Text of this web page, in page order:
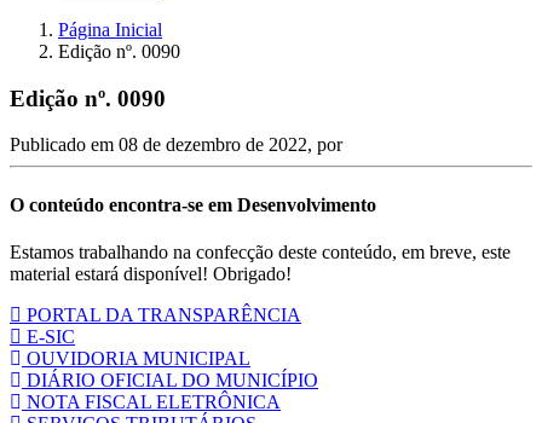
Página Inicial
Edição nº. 0090
Edição nº. 0090
Publicado em 08 de dezembro de 2022, por
O conteúdo encontra-se em Desenvolvimento
Estamos trabalhando na confecção deste conteúdo, em breve, este
material estará disponível! Obrigado!
PORTAL DA TRANSPARÊNCIA
E-SIC
OUVIDORIA MUNICIPAL
DIÁRIO OFICIAL DO MUNICÍPIO
NOTA FISCAL ELETRÔNICA